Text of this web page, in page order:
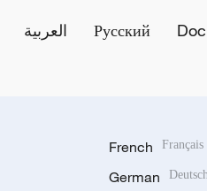
العربية Русский
French Français
German